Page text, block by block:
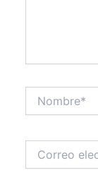
electrónico*